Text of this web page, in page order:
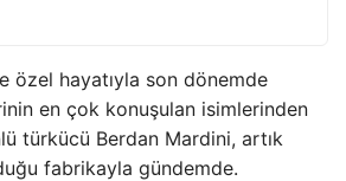
özel hayatıyla son dönemde
en çok konuşulan isimlerinden
türkücü Berdan Mardini, artık
fabrikayla gündemde.